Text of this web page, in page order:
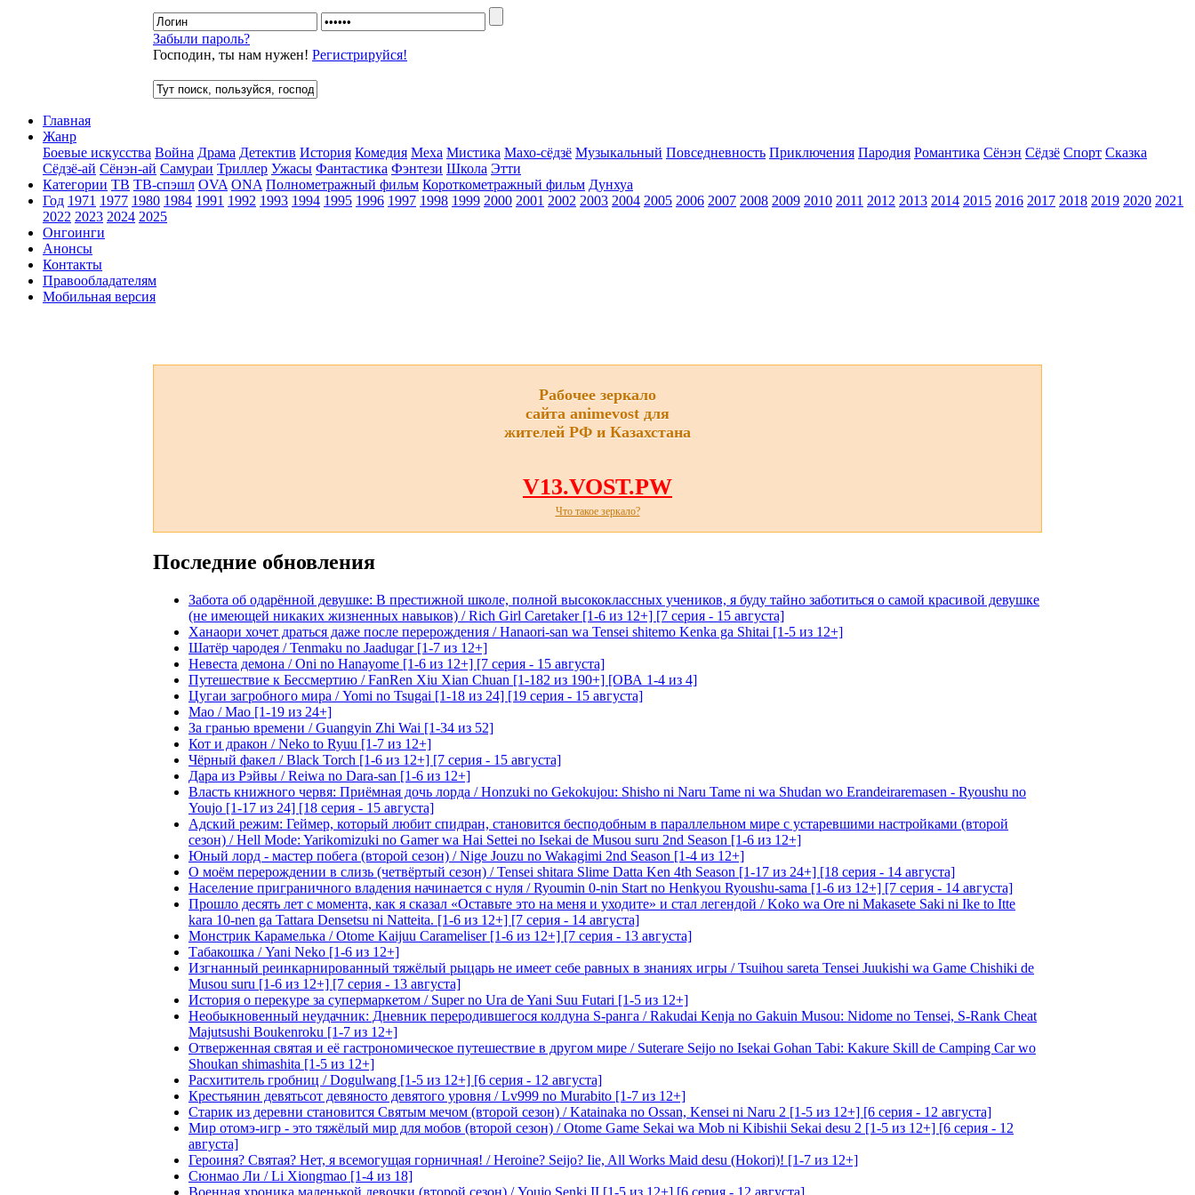
Забыли пароль?
Господин, ты нам нужен! Регистрируйся!
Главная
Жанр
Боевые искусства Война Драма Детектив История Комедия Меха Мистика Махо-сёдзё Музыкальный Повседневность Приключения Пародия Романтика Сёнэн Сёдзё Спорт Сказка
Сёдзё-ай Сёнэн-ай Самураи Триллер Ужасы Фантастика Фэнтези Школа Этти
Категории ТВ ТВ-спэшл OVA ONA Полнометражный фильм Короткометражный фильм Дунхуа
Год 1971 1977 1980 1984 1991 1992 1993 1994 1995 1996 1997 1998 1999 2000 2001 2002 2003 2004 2005 2006 2007 2008 2009 2010 2011 2012 2013 2014 2015 2016 2017 2018 2019 2020 2021
2022 2023 2024 2025
Онгоинги
Анонсы
Контакты
Правообладателям
Мобильная версия
Рабочее зеркало
сайта animevost для
жителей РФ и Казахстана
V13.VOST.PW
Что такое зеркало?
Последние обновления
Забота об одарённой девушке: В престижной школе, полной высококлассных учеников, я буду тайно заботиться о самой красивой девушке
(не имеющей никаких жизненных навыков) / Rich Girl Caretaker [1-6 из 12+] [7 серия - 15 августа]
Ханаори хочет драться даже после перерождения / Hanaori-san wa Tensei shitemo Kenka ga Shitai [1-5 из 12+]
Шатёр чародея / Tenmaku no Jaadugar [1-7 из 12+]
Невеста демона / Oni no Hanayome [1-6 из 12+] [7 серия - 15 августа]
Путешествие к Бессмертию / FanRen Xiu Xian Chuan [1-182 из 190+] [ОВА 1-4 из 4]
Цугаи загробного мира / Yomi no Tsugai [1-18 из 24] [19 серия - 15 августа]
Мао / Mao [1-19 из 24+]
За гранью времени / Guangyin Zhi Wai [1-34 из 52]
Кот и дракон / Neko to Ryuu [1-7 из 12+]
Чёрный факел / Black Torch [1-6 из 12+] [7 серия - 15 августа]
Дара из Рэйвы / Reiwa no Dara-san [1-6 из 12+]
Власть книжного червя: Приёмная дочь лорда / Honzuki no Gekokujou: Shisho ni Naru Tame ni wa Shudan wo Erandeiraremasen - Ryoushu no
Youjo [1-17 из 24] [18 серия - 15 августа]
Адский режим: Геймер, который любит спидран, становится бесподобным в параллельном мире с устаревшими настройками (второй
сезон) / Hell Mode: Yarikomizuki no Gamer wa Hai Settei no Isekai de Musou suru 2nd Season [1-6 из 12+]
Юный лорд - мастер побега (второй сезон) / Nige Jouzu no Wakagimi 2nd Season [1-4 из 12+]
О моём перерождении в слизь (четвёртый сезон) / Tensei shitara Slime Datta Ken 4th Season [1-17 из 24+] [18 серия - 14 августа]
Население приграничного владения начинается с нуля / Ryoumin 0-nin Start no Henkyou Ryoushu-sama [1-6 из 12+] [7 серия - 14 августа]
Прошло десять лет с момента, как я сказал «Оставьте это на меня и уходите» и стал легендой / Koko wa Ore ni Makasete Saki ni Ike to Itte
kara 10-nen ga Tattara Densetsu ni Natteita. [1-6 из 12+] [7 серия - 14 августа]
Монстрик Карамелька / Otome Kaijuu Carameliser [1-6 из 12+] [7 серия - 13 августа]
Табакошка / Yani Neko [1-6 из 12+]
Изгнанный реинкарнированный тяжёлый рыцарь не имеет себе равных в знаниях игры / Tsuihou sareta Tensei Juukishi wa Game Chishiki de
Musou suru [1-6 из 12+] [7 серия - 13 августа]
История о перекуре за супермаркетом / Super no Ura de Yani Suu Futari [1-5 из 12+]
Необыкновенный неудачник: Дневник переродившегося колдуна S-ранга / Rakudai Kenja no Gakuin Musou: Nidome no Tensei, S-Rank Cheat
Majutsushi Boukenroku [1-7 из 12+]
Отверженная святая и её гастрономическое путешествие в другом мире / Suterare Seijo no Isekai Gohan Tabi: Kakure Skill de Camping Car wo
Shoukan shimashita [1-5 из 12+]
Расхититель гробниц / Dogulwang [1-5 из 12+] [6 серия - 12 августа]
Крестьянин девятьсот девяносто девятого уровня / Lv999 no Murabito [1-7 из 12+]
Старик из деревни становится Святым мечом (второй сезон) / Katainaka no Ossan, Kensei ni Naru 2 [1-5 из 12+] [6 серия - 12 августа]
Мир отомэ-игр - это тяжёлый мир для мобов (второй сезон) / Otome Game Sekai wa Mob ni Kibishii Sekai desu 2 [1-5 из 12+] [6 серия - 12
августа]
Героиня? Святая? Нет, я всемогущая горничная! / Heroine? Seijo? Iie, All Works Maid desu (Hokori)! [1-7 из 12+]
Сюнмао Ли / Li Xiongmao [1-4 из 18]
Военная хроника маленькой девочки (второй сезон) / Youjo Senki II [1-5 из 12+] [6 серия - 12 августа]